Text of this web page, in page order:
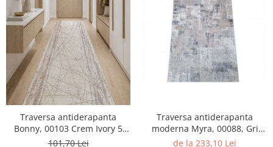
Traversa antiderapanta
Bonny, 00103 Crem Ivory 5
mm
101,70 Lei
Traversa antiderapanta
moderna Myra, 00088, Gri
Deschis Bej, 120 x 400 cm,
de la 233,10 Lei